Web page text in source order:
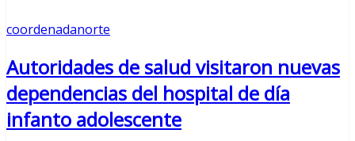
coordenadanorte
Autoridades de salud visitaron nuevas
dependencias del hospital de día
infanto adolescente